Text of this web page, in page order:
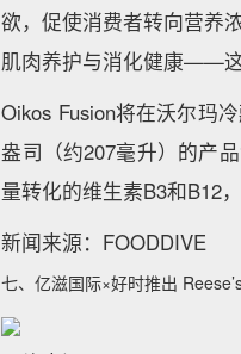
欲，促使消费者转向营养
肌肉养护与消化健康——这
Oikos Fusion将在沃尔玛
盎司（约207毫升）的产
量转化的维生素B3和B12
新闻来源：FOODDIVE
七、亿滋国际×好时推出